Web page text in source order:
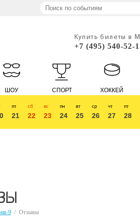
Купить билеты в
+7 (495) 540-52-
ШОУ СПОРТ ХОККЕЙ
пт
21
сб
22
вс
23
пн
24
вт
25
ср
26
чт
27
пт
28
9 / Отзывы